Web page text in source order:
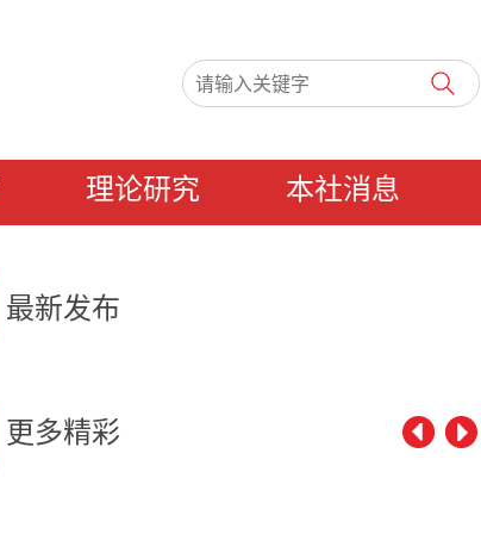
理论研究 本社消息
最新发布
更多精彩